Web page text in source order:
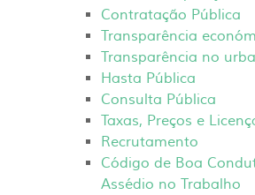
Contratação Pública
Transparência
Transparência no
Hasta Pública
Consulta Pública
Taxas, Preços e
Recrutamento
Código de Boa
Assédio no Trabalho